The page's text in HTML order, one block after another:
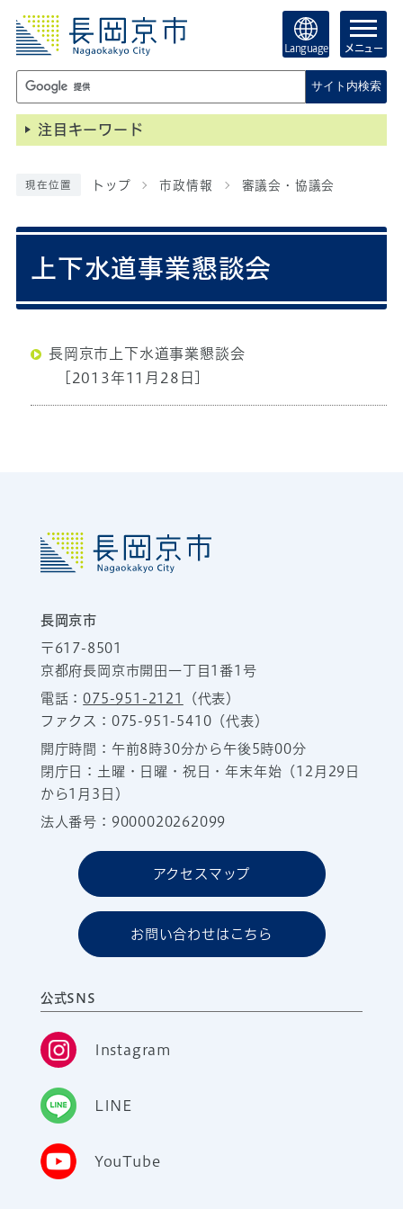
Language メニュー
サイト内検索
注目キーワード
現在位置 トップ 市政情報 審議会・協議会
上下水道事業懇談会
長岡京市上下水道事業懇談会
[2013年11月28日]
長岡京市
〒617-8501
京都府長岡京市開田一丁目1番1号
電話：075-951-2121
（代表）
ファクス：075-951-5410（代表）
開庁時間：午前8時30分から午後5時00分
閉庁日：土曜・日曜・祝日・年末年始（12月29日
から1月3日）
法人番号：9000020262099
アクセスマップ
お問い合わせはこちら
公式SNS
Instagram
LINE
YouTube